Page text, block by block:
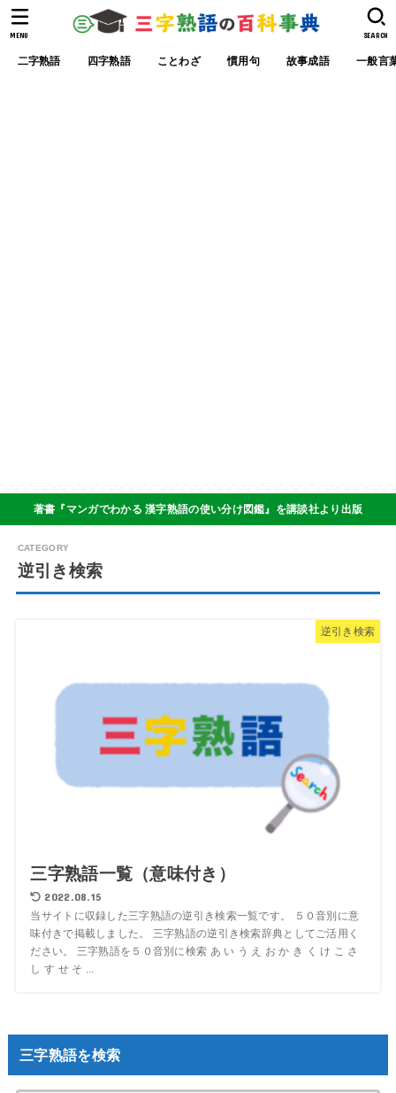
二字熟語 四字熟語 ことわざ 慣用句 故事成語 一般言
SEARCH
MENU
著書『マンガでわかる 漢字熟語の使い分け図鑑』を講談社より出版
逆引き検索
逆引き検索
三字熟語一覧（意味付き）
2022.08.15
当サイトに収録した三字熟語の逆引き検索一覧です。 ５０音別に意
味付きで掲載しました。 三字熟語の逆引き検索辞典としてご活用く
ださい。 三字熟語を５０音別に検索 あ い う え お か き く け こ さ
し す せ そ ...
三字熟語を検索